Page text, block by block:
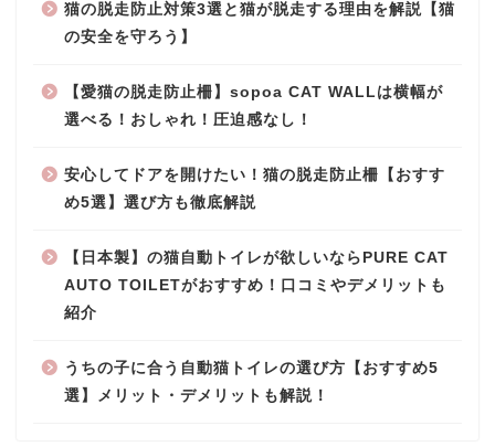
猫の脱走防止対策3選と猫が脱走する理由を解説【猫
の安全を守ろう】
【愛猫の脱走防止柵】sopoa CAT WALLは横幅が
選べる！おしゃれ！圧迫感なし！
安心してドアを開けたい！猫の脱走防止柵【おすす
め5選】選び方も徹底解説
【日本製】の猫自動トイレが欲しいならPURE CAT
AUTO TOILETがおすすめ！口コミやデメリットも
紹介
うちの子に合う自動猫トイレの選び方【おすすめ5
選】メリット・デメリットも解説！